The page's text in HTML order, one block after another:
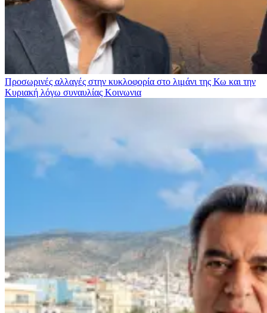
Προσωρινές αλλαγές στην κυκλοφορία στο λιμάνι της Κω και την
Κυριακή λόγω συναυλίας Κοινωνια